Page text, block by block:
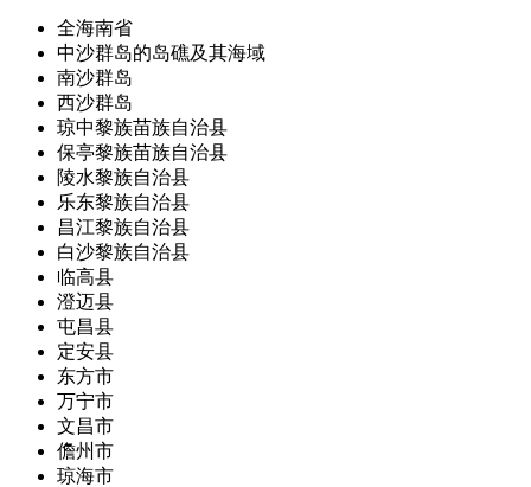
全海南省
中沙群岛的岛礁及其海域
南沙群岛
西沙群岛
琼中黎族苗族自治县
保亭黎族苗族自治县
陵水黎族自治县
乐东黎族自治县
昌江黎族自治县
白沙黎族自治县
临高县
澄迈县
屯昌县
定安县
东方市
万宁市
文昌市
儋州市
琼海市